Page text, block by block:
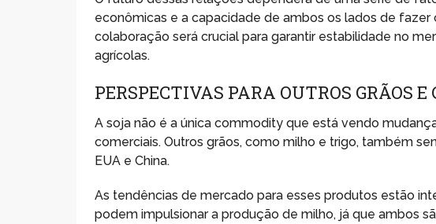
econômicas e a capacidade de ambos os lados de
colaboração será crucial para garantir estabilidade no
agrícolas.
PERSPECTIVAS PARA OUTROS GRÃOS
A soja não é a única commodity que está vendo
comerciais. Outros grãos, como milho e trigo, também
EUA e China.
As tendências de mercado para esses produtos estão
podem impulsionar a produção de milho, já que ambos